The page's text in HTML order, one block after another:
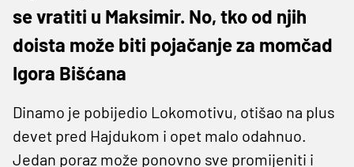
se vratiti u Maksimir. No, tko od njih
doista može biti pojačanje za momčad
Igora Bišćana
Dinamo je pobijedio Lokomotivu, otišao na plus
devet pred Hajdukom i opet malo odahnuo.
Jedan poraz može ponovno sve promijeniti i